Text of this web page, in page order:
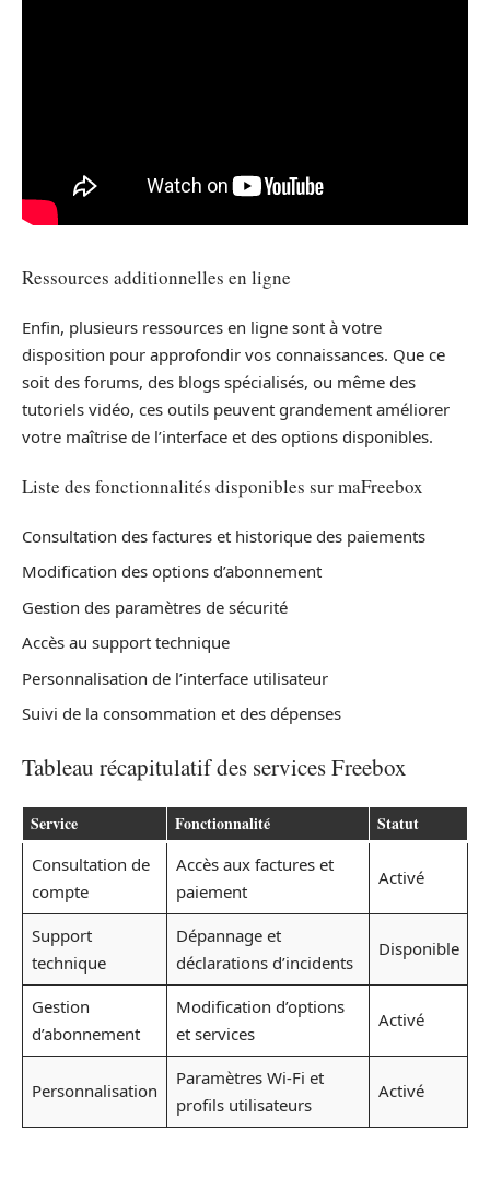
Ressources additionnelles en ligne
Enfin, plusieurs ressources en ligne sont à votre
disposition pour approfondir vos connaissances. Que ce
soit des forums, des blogs spécialisés, ou même des
tutoriels vidéo, ces outils peuvent grandement améliorer
votre maîtrise de l’interface et des options disponibles.
Liste des fonctionnalités disponibles sur maFreebox
Consultation des factures et historique des paiements
Modification des options d’abonnement
Gestion des paramètres de sécurité
Accès au support technique
Personnalisation de l’interface utilisateur
Suivi de la consommation et des dépenses
Tableau récapitulatif des services Freebox
Service Fonctionnalité Statut
Consultation de
compte
Accès aux factures et
paiement
Activé
Support
technique
Dépannage et
déclarations d’incidents
Disponible
Gestion
d’abonnement
Modification d’options
et services
Activé
Personnalisation
Paramètres Wi-Fi et
profils utilisateurs
Activé